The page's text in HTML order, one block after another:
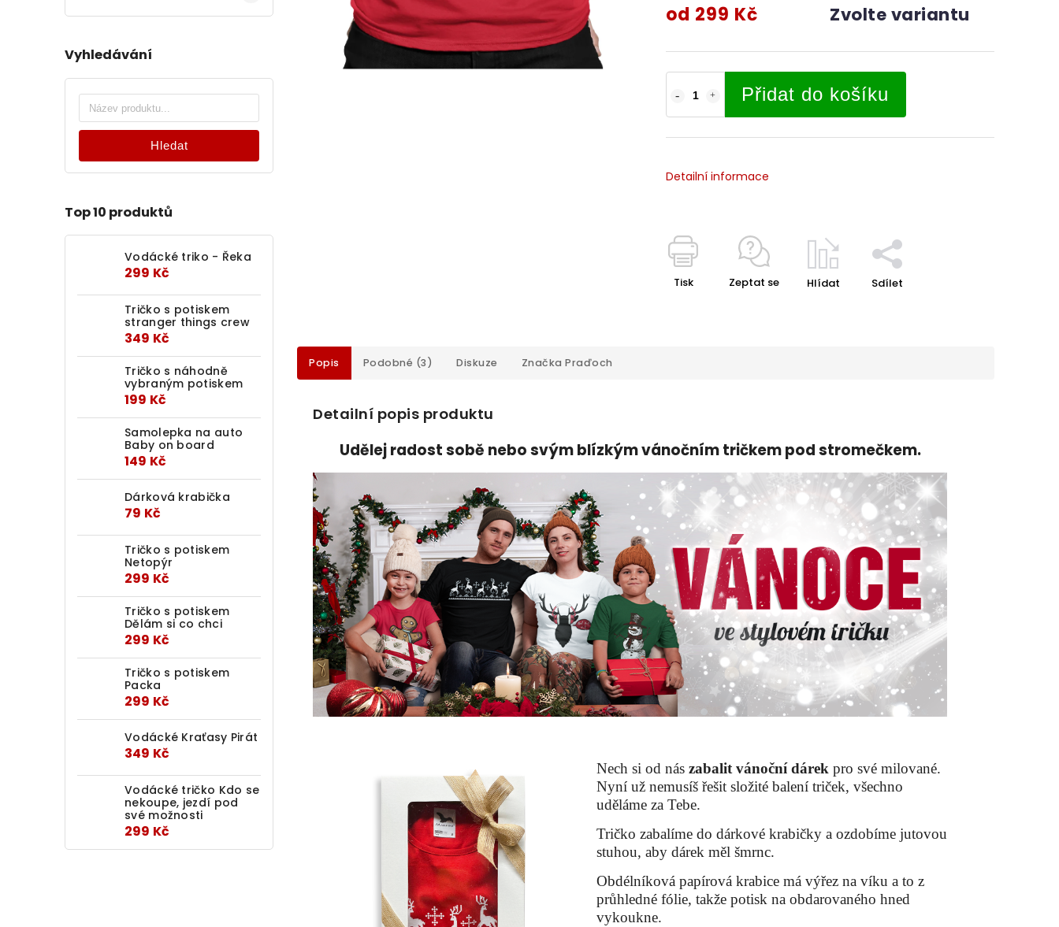
Vyhledávání
Hledat
Top 10 produktů
Vodácké triko - Řeka
299 Kč
Tričko s potiskem
stranger things crew
349 Kč
Tričko s náhodně
vybraným potiskem
199 Kč
Samolepka na auto
Baby on board
149 Kč
Dárková krabička
79 Kč
Tričko s potiskem
Netopýr
299 Kč
Tričko s potiskem
Dělám si co chci
299 Kč
Tričko s potiskem
Packa
299 Kč
Vodácké Kraťasy Pirát
349 Kč
Vodácké tričko Kdo se
nekoupe, jezdí pod
své možnosti
299 Kč
od 299 Kč Zvolte variantu
Přidat do košíku
Detailní informace
Tisk Zeptat se Hlídat Sdílet
Popis Podobné (3) Diskuze Značka Praďoch
Detailní popis produktu
Udělej radost sobě nebo svým blízkým vánočním tričkem pod stromečkem.
Nech si od nás zabalit vánoční dárek pro své milované.
Nyní už nemusíš řešit složité balení triček, všechno
uděláme za Tebe.
Tričko zabalíme do dárkové krabičky a ozdobíme jutovou
stuhou, aby dárek měl šmrnc.
Obdélníková papírová krabice má výřez na víku a to z
průhledné fólie, takže potisk na obdarovaného hned
vykoukne.